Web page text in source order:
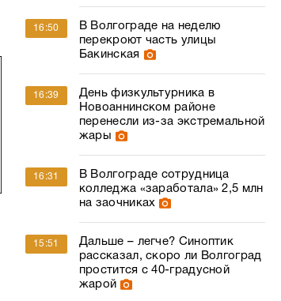
16:50
В Волгограде на неделю
перекроют часть улицы
Бакинская
16:39
День физкультурника в
Новоаннинском районе
перенесли из-за экстремальной
жары
16:31
В Волгограде сотрудница
колледжа «заработала» 2,5 млн
на заочниках
15:51
Дальше – легче? Синоптик
рассказал, скоро ли Волгоград
простится с 40-градусной
жарой